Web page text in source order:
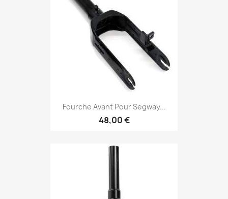
Fourche Avant Pour Segway...
48,00 €